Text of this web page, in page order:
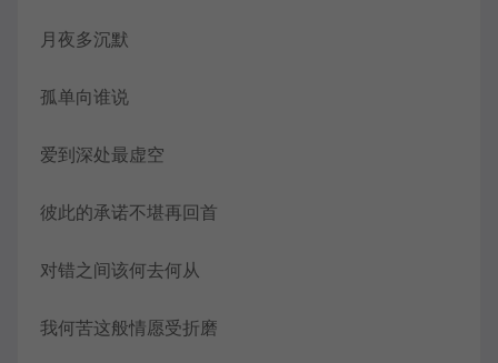
月夜多沉默
孤单向谁说
爱到深处最虚空
彼此的承诺不堪再回首
对错之间该何去何从
我何苦这般情愿受折磨